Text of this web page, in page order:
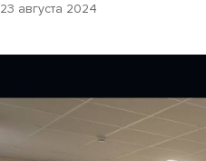
23 августа 2024